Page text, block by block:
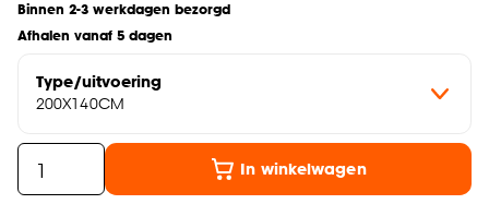
Binnen 2-3 werkdagen bezorgd
Afhalen vanaf 5 dagen
Type/uitvoering
200X140CM
In winkelwagen